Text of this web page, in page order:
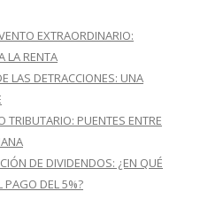
EXTRAORDINARIO:
LA RENTA
LAS DETRACCIONES: UNA
TRIBUTARIO: PUENTES ENTRE
DE DIVIDENDOS: ¿EN QUÉ
PAGO DEL 5%?